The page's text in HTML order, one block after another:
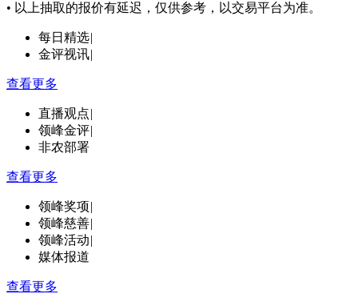
• 以上抽取的报价有延迟，仅供参考，以交易平台为准。
每日精选|
金评视讯|
查看更多
直播观点|
领峰金评|
非农部署
查看更多
领峰奖项|
领峰慈善|
领峰活动|
媒体报道
查看更多